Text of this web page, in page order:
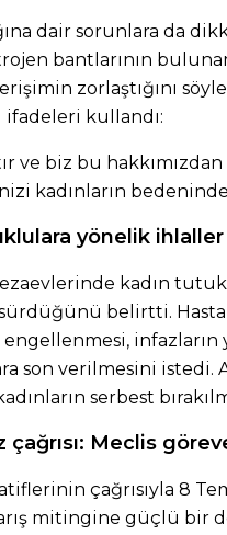
dair sorunlara da
bantlarının
zorlaştığını
ifadeleri kullandı:
ve biz bu
kadınların
yönelik ihlaller
kadın
belirtti. Hasta
infazların
son verilmesini istedi.
serbest
Meclis
çağrısıyla 8
mitingine güçlü bir